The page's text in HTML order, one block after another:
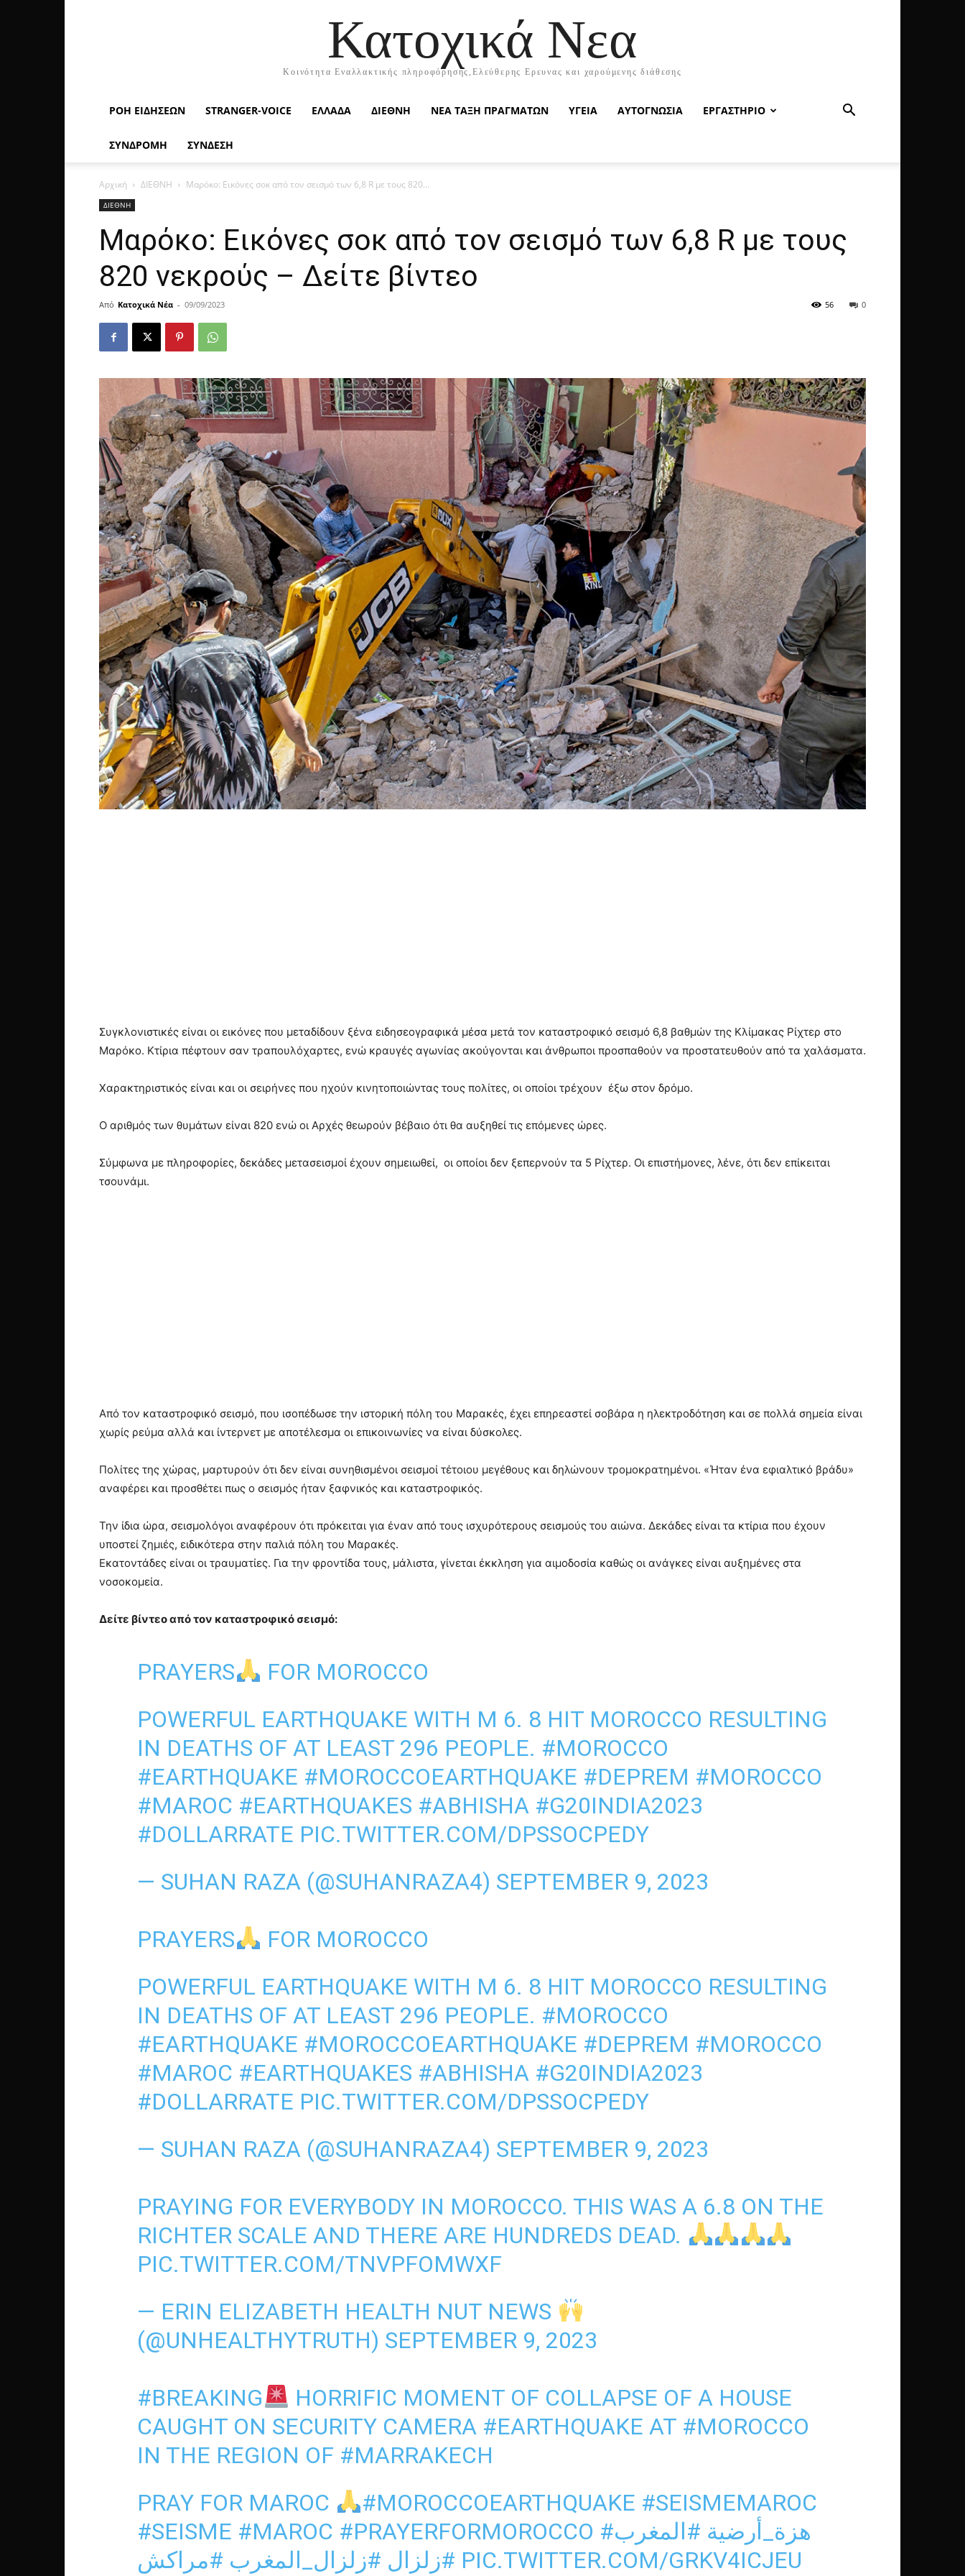
Κατοχικά Νεα
Κοινότητα Εναλλακτικής πληροφόρησης,Ελεύθερης Ερευνας και χαρούμενης διάθεσης
ΡΟΉ ΕΙΔΉΣΕΩΝ STRANGER-VOICE ΕΛΛΑΔΑ ΔΙΕΘΝΗ ΝΕΑ ΤΑΞΗ ΠΡΑΓΜΑΤΩΝ ΥΓΕΙΑ ΑΥΤΟΓΝΩΣΙΑ ΕΡΓΑΣΤΗΡΙΟ
ΣΥΝΔΡΟΜΗ ΣΥΝΔΕΣΗ
Αρχική ΔΙΕΘΝΗ Μαρόκο: Εικόνες σοκ από τον σεισμό των 6,8 R με τους 820...
ΔΙΕΘΝΗ
Μαρόκο: Εικόνες σοκ από τον σεισμό των 6,8 R με τους
820 νεκρούς – Δείτε βίντεο
Από Κατοχικά Νέα - 09/09/2023 0
56
Συγκλονιστικές είναι οι εικόνες που μεταδίδουν ξένα ειδησεογραφικά μέσα μετά τον καταστροφικό σεισμό 6,8 βαθμών της Κλίμακας Ρίχτερ στο
Μαρόκο. Κτίρια πέφτουν σαν τραπουλόχαρτες, ενώ κραυγές αγωνίας ακούγονται και άνθρωποι προσπαθούν να προστατευθούν από τα χαλάσματα.
Χαρακτηριστικός είναι και οι σειρήνες που ηχούν κινητοποιώντας τους πολίτες, οι οποίοι τρέχουν έξω στον δρόμο.
Ο αριθμός των θυμάτων είναι 820 ενώ οι Αρχές θεωρούν βέβαιο ότι θα αυξηθεί τις επόμενες ώρες.
Σύμφωνα με πληροφορίες, δεκάδες μετασεισμοί έχουν σημειωθεί, οι οποίοι δεν ξεπερνούν τα 5 Ρίχτερ. Οι επιστήμονες, λένε, ότι δεν επίκειται
τσουνάμι.
Από τον καταστροφικό σεισμό, που ισοπέδωσε την ιστορική πόλη του Μαρακές, έχει επηρεαστεί σοβάρα η ηλεκτροδότηση και σε πολλά σημεία είναι
χωρίς ρεύμα αλλά και ίντερνετ με αποτέλεσμα οι επικοινωνίες να είναι δύσκολες.
Πολίτες της χώρας, μαρτυρούν ότι δεν είναι συνηθισμένοι σεισμοί τέτοιου μεγέθους και δηλώνουν τρομοκρατημένοι. «Ήταν ένα εφιαλτικό βράδυ»
αναφέρει και προσθέτει πως ο σεισμός ήταν ξαφνικός και καταστροφικός.
Την ίδια ώρα, σεισμολόγοι αναφέρουν ότι πρόκειται για έναν από τους ισχυρότερους σεισμούς του αιώνα. Δεκάδες είναι τα κτίρια που έχουν
υποστεί ζημιές, ειδικότερα στην παλιά πόλη του Μαρακές.
Εκατοντάδες είναι οι τραυματίες. Για την φροντίδα τους, μάλιστα, γίνεται έκκληση για αιμοδοσία καθώς οι ανάγκες είναι αυξημένες στα
νοσοκομεία.
Δείτε βίντεο από τον καταστροφικό σεισμό:
PRAYERS
FOR MOROCCO
POWERFUL EARTHQUAKE WITH M 6. 8 HIT MOROCCO RESULTING
IN DEATHS OF AT LEAST 296 PEOPLE. #MOROCCO
#EARTHQUAKE #MOROCCOEARTHQUAKE #DEPREM #MOROCCO
#MAROC #EARTHQUAKES #ABHISHA #G20INDIA2023
#DOLLARRATE PIC.TWITTER.COM/DPSSOCPEDY
— SUHAN RAZA (@SUHANRAZA4) SEPTEMBER 9, 2023
PRAYERS
FOR MOROCCO
POWERFUL EARTHQUAKE WITH M 6. 8 HIT MOROCCO RESULTING
IN DEATHS OF AT LEAST 296 PEOPLE. #MOROCCO
#EARTHQUAKE #MOROCCOEARTHQUAKE #DEPREM #MOROCCO
#MAROC #EARTHQUAKES #ABHISHA #G20INDIA2023
#DOLLARRATE PIC.TWITTER.COM/DPSSOCPEDY
— SUHAN RAZA (@SUHANRAZA4) SEPTEMBER 9, 2023
PRAYING FOR EVERYBODY IN MOROCCO. THIS WAS A 6.8 ON THE
RICHTER SCALE AND THERE ARE HUNDREDS DEAD.
PIC.TWITTER.COM/TNVPFOMWXF
— ERIN ELIZABETH HEALTH NUT NEWS
(@UNHEALTHYTRUTH) SEPTEMBER 9, 2023
#BREAKING
HORRIFIC MOMENT OF COLLAPSE OF A HOUSE
CAUGHT ON SECURITY CAMERA #EARTHQUAKE AT #MOROCCO
IN THE REGION OF #MARRAKECH
PRAY FOR MAROC
#MOROCCOEARTHQUAKE #SEISMEMAROC
#SEISME #MAROC #PRAYERFORMOROCCO #هزة_أرضية #المغرب
#زلزال #زلزال_المغرب #مراكش PIC.TWITTER.COM/GRKV4ICJEU